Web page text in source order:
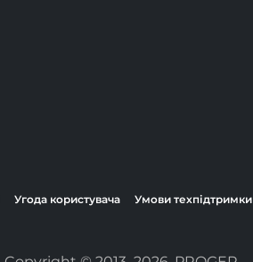
Угода користувача Умови техпідтримки